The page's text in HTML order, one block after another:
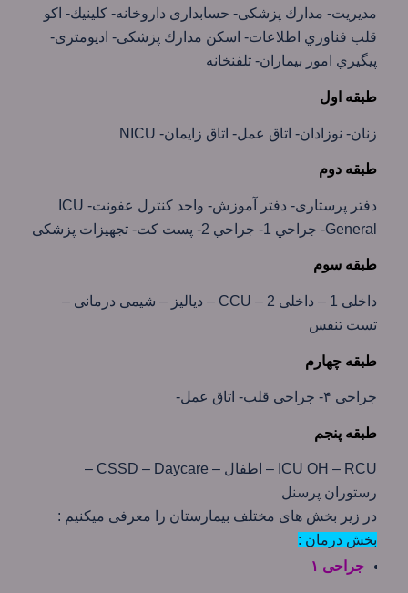
مديريت- مدارك پزشكی- حسابداری داروخانه- كلينيك- اكو
قلب فناوري اطلاعات- اسكن مدارك پزشكی- اديومتری-
پيگيري امور بيماران- تلفنخانه
طبقه اول
زنان- نوزادان- اتاق عمل- اتاق زايمان- NICU
طبقه دوم
دفتر پرستاری- دفتر آموزش- واحد كنترل عفونت- ICU
General- جراحي 1- جراحي 2- پست كت- تجهيزات پزشكی
طبقه سوم
داخلی 1 – داخلی 2 – CCU – دياليز – شيمی درمانی –
تست تنفس
طبقه چهارم
جراحی ۴- جراحی قلب- اتاق عمل-
طبقه پنجم
ICU OH – RCU – اطفال – CSSD – Daycare –
رستوران پرسنل
در زیر بخش های مختلف بیمارستان را معرفی میکنیم :
بخش درمان :
جراحی ۱